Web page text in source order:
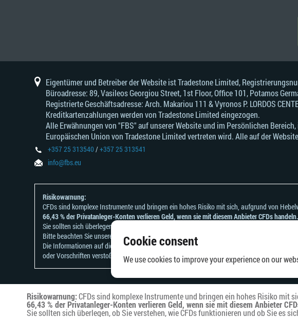
Cookie consent
We use cookies to improve your experience on our
Risikowarnung:CFDs sind komplexe Instrumente und bringen ein hohes Risiko mit
66,43 % der Privatanleger-Konten verlieren Geld, wenn sie mit diesem Anbieter
Sie sollten sich überlegen, ob Sie verstehen, wie CFDs funktionieren und ob Sie es
Eigentümer und Betreiber der Website ist Tradestone Limited,
Büroadresse: 89, Vasileos Georgiou Street, 1st Floor, Office 101, Potamos
Registrierte Geschäftsadresse: Arch. Makariou 111 & Vyronos Р. LORDOS
Kreditkartenzahlungen werden von Tradestone Limited eingezogen.
Alle Erwähnungen von "FBS" auf unserer Website und im Persönlichen
Europäischen Union von Tradestone Limited vertreten wird. Alle auf der
+357 25 313540/+357 25 313541
info@fbs.eu
Risikowarnung:
CFDs sind komplexe Instrumente und bringen ein hohes Risiko mit sich, aufgrund von
66,43 % der Privatanleger-Konten verlieren Geld, wenn sie mit diesem Anbieter CFDs handeln.
Sie sollten sich überlegen, ob Sie verstehen, wie CFDs funktionieren und ob Sie es sich
Bitte beachten Sie unsere
Risikoanerkennungen und Offenlegungen
Die Informationen auf dieser Website sind nicht für Personen bestimmt, die in einem Land
oder Vorschriften verstoßen würde.